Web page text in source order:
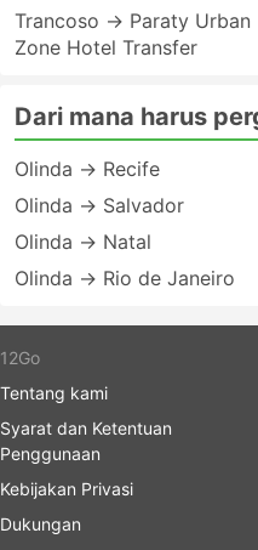
Trancoso → Paraty Urban
Zone Hotel Transfer
Dari mana harus
Olinda → Recife
Olinda → Salvador
Olinda → Natal
Olinda → Rio de Janeiro
12Go
Tentang kami
Syarat dan Ketentuan
Penggunaan
Kebijakan Privasi
Dukungan